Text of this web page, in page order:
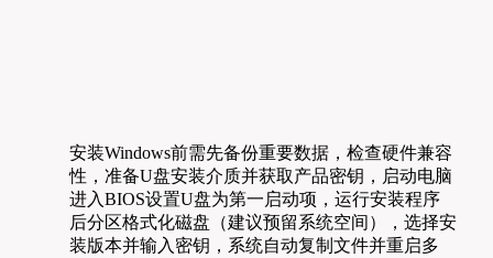
安装Windows前需先备份重要数据，检查硬件兼容
性，准备U盘安装介质并获取产品密钥，启动电脑
进入BIOS设置U盘为第一启动项，运行安装程序
后分区格式化磁盘（建议预留系统空间），选择安
装版本并输入密钥，系统自动复制文件并重启多